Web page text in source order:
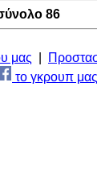
86
μας
το γκρουπ